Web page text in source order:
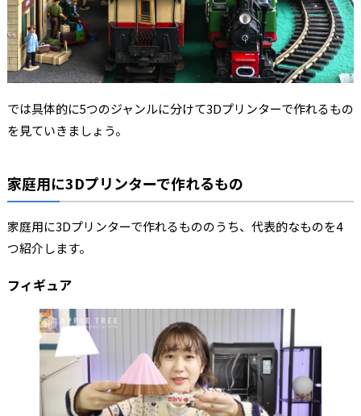
では具体的に5つのジャンルに分けて3Dプリンターで作れるもの
を見ていきましょう。
家庭用に3Dプリンターで作れるもの
家庭用に3Dプリンターで作れるもののうち、代表的なものを4
つ紹介します。
フィギュア